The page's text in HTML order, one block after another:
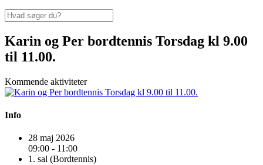
Karin og Per bordtennis Torsdag kl 9.00
til 11.00.
Kommende aktiviteter
Info
28 maj 2026
09:00 - 11:00
1. sal (Bordtennis)